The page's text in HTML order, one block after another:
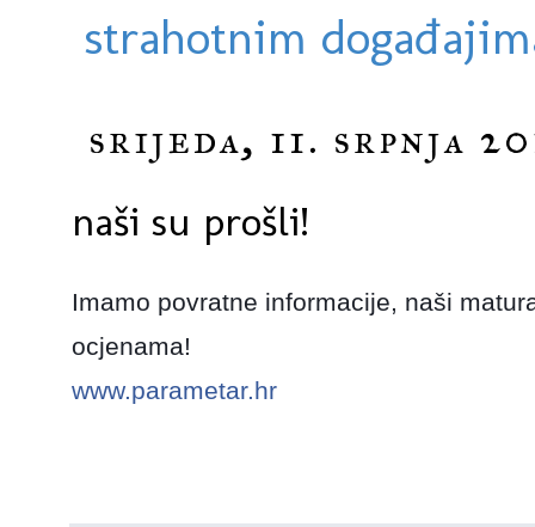
strahotnim
srijeda, 11. srpnja
naši su prošli!
Imamo povratne informacije, naši
ocjenama!
www.parametar.hr